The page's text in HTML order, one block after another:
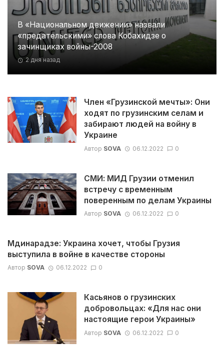
В «Национальном движении» назвали
«предательскими» слова Кобахидзе о
зачинщиках войны-2008
2 дня назад
Член «Грузинской мечты»: Они
ходят по грузинским селам и
забирают людей на войну в
Украине
Автор SOVA 06.12.2022 0
СМИ: МИД Грузии отменил
встречу с временным
поверенным по делам Украины
Автор SOVA 06.12.2022 0
Мдинарадзе: Украина хочет, чтобы Грузия
выступила в войне в качестве стороны
Автор SOVA 06.12.2022 0
Касьянов о грузинских
добровольцах: «Для нас они
настоящие герои Украины»
Автор SOVA 06.12.2022 0